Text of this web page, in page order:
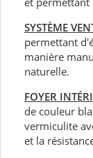
SYSTÈME
permettant
manière
naturelle.
FOYER
de couleur
vermiculite
et la